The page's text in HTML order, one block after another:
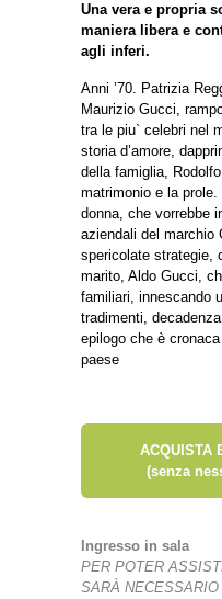
Una vera e propria
maniera libera e
agli inferi.
Anni ’70. Patrizia
Maurizio Gucci,
tra le piu` celebri nel
storia d’amore,
della famiglia,
matrimonio e la
donna, che vorrebbe
aziendali del marchio
spericolate strategie,
marito, Aldo Gucci,
familiari, innescando
tradimenti,
epilogo che è
paese
ACQUISTA
(senza
Ingresso in sala
PER POTER
SARÀ